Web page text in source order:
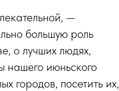
—
большую роль
о лучших людях,
нашего июньского
городов, посетить их,